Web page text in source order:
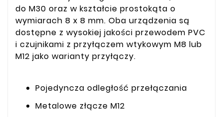
do M30 oraz w kształcie prostokąta o
wymiarach 8 x 8 mm. Oba urządzenia są
dostępne z wysokiej jakości przewodem PVC
i czujnikami z przyłączem wtykowym M8 lub
M12 jako warianty przyłączy.
Pojedyncza odległość przełączania
Metalowe złącze M12